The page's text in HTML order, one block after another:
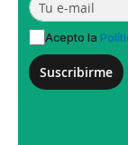
Acepto la
Suscribirme